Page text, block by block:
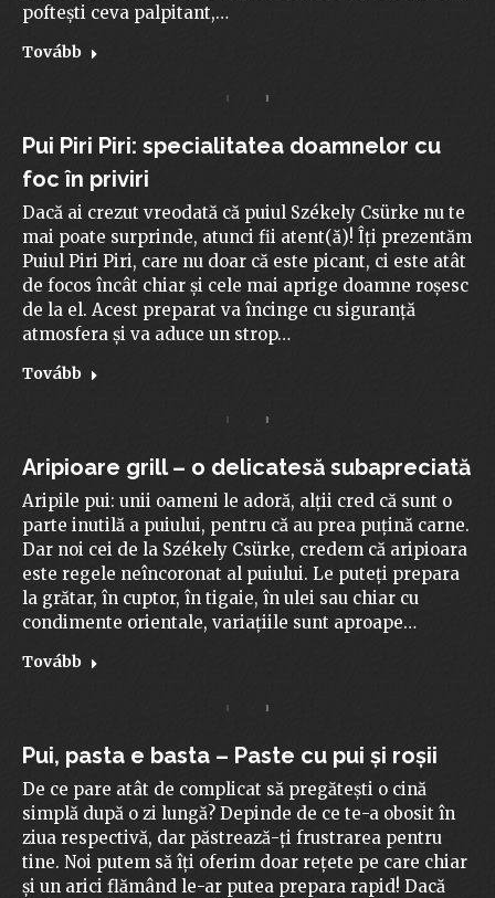
poftești ceva palpitant,…
Tovább
Pui Piri Piri: specialitatea doamnelor cu
foc în priviri
Dacă ai crezut vreodată că puiul Székely Csürke nu te
mai poate surprinde, atunci fii atent(ă)! Îți prezentăm
Puiul Piri Piri, care nu doar că este picant, ci este atât
de focos încât chiar și cele mai aprige doamne roșesc
de la el. Acest preparat va încinge cu siguranță
atmosfera și va aduce un strop…
Tovább
Aripioare grill – o delicatesă subapreciată
Aripile pui: unii oameni le adoră, alții cred că sunt o
parte inutilă a puiului, pentru că au prea puțină carne.
Dar noi cei de la Székely Csürke, credem că aripioara
este regele neîncoronat al puiului. Le puteți prepara
la grătar, în cuptor, în tigaie, în ulei sau chiar cu
condimente orientale, variațiile sunt aproape…
Tovább
Pui, pasta e basta – Paste cu pui și roșii
De ce pare atât de complicat să pregătești o cină
simplă după o zi lungă? Depinde de ce te-a obosit în
ziua respectivă, dar păstrează-ți frustrarea pentru
tine. Noi putem să îți oferim doar rețete pe care chiar
și un arici flămând le-ar putea prepara rapid! Dacă